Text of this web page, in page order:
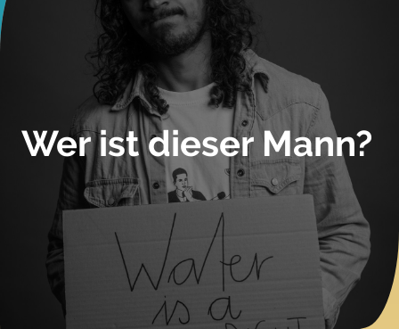
Wer ist dieser Mann?